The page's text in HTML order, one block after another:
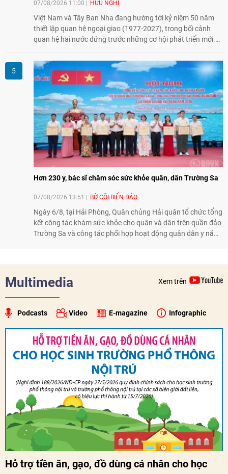
07/08/2026 11:00 HỮU NGHỊ
Việt Nam và Tây Ban Nha đang hướng tới kỷ niệm 50 năm
thiết lập quan hệ ngoại giao (1977-2027), trong bối cảnh
quan hệ hai nước đứng trước những cơ hội phát triển mới.
nhân dân có vai trò quan trọng trong việc củng cố nền tảng
xã hội, tăng cường hiểu biết, tin cậy và gắn bó giữa nhân
dân hai nước.
Hơn 230 y, bác sĩ chăm sóc sức khỏe quân, dân Trường Sa
07/08/2026 13:51 BỜ CÕI BIỂN ĐẢO
Ngày 6/8, tại Hải Phòng, Quân chủng Hải quân tổ chức tổng
kết công tác khám sức khỏe cho quân và dân trên quần đảo
Trường Sa và công tác phối hợp hoạt động quân dân y năm
cấp thuốc, điều trị cho cán bộ, chiến sĩ và nhân dân trên
quần đảo.
Multimedia Xem trên
Podcasts Video E-magazine Infographic
Hỗ trợ tiền ăn, gạo, đồ dùng cá nhân cho học